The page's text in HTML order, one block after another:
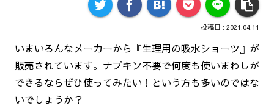
2021.04.11
いまいろんなメーカーから『生理用の吸水ショーツ』が
販売されています。ナプキン不要で何度も使いまわしが
できるならぜひ使ってみたい！という方も多いのではな
いでしょうか？